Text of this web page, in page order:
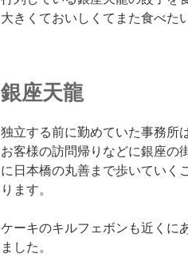
大きくておいしくてまた食べた
銀座天龍
独立する前に勤めていた事務所
お客様の訪問帰りなどに銀座の
に日本橋の丸善まで歩いていく
ります。
ケーキのキルフェボンも近くに
ました。